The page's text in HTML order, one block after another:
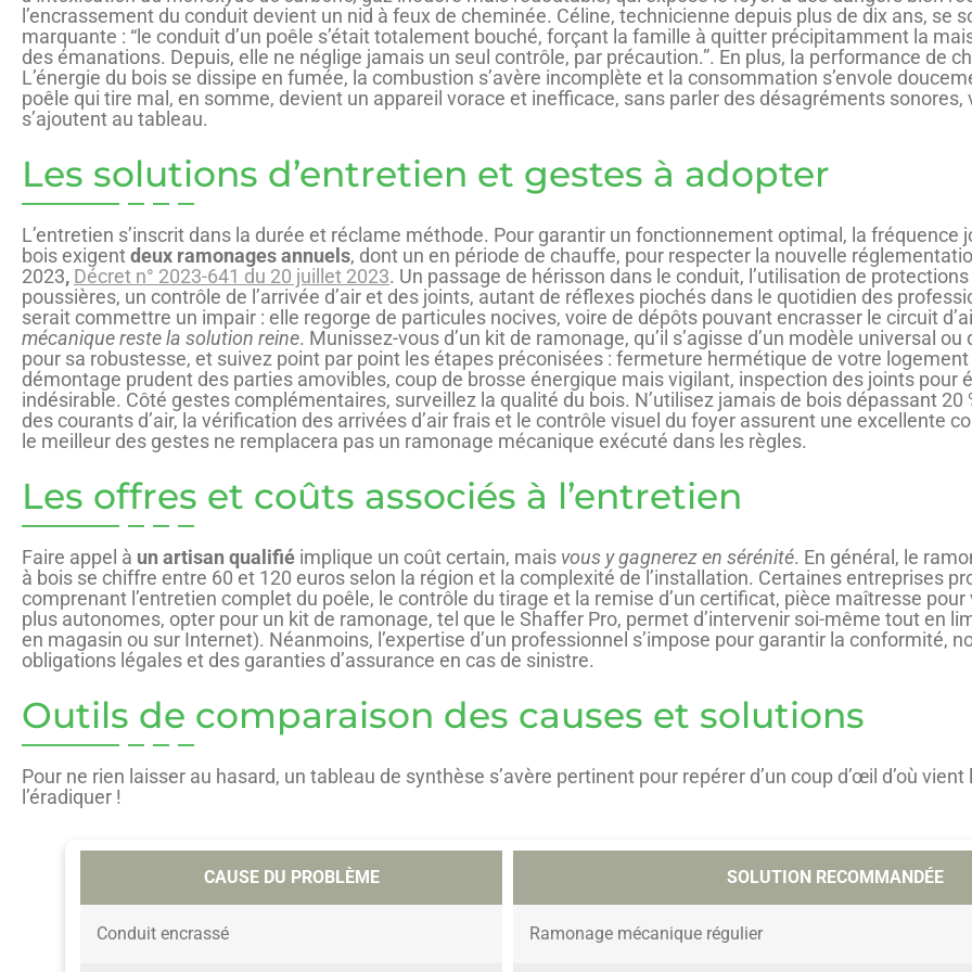
l’encrassement du conduit devient un nid à feux de cheminée. Céline, technicienne depuis plus de dix ans, se
marquante : “le conduit d’un poêle s’était totalement bouché, forçant la famille à quitter précipitamment la
des émanations. Depuis, elle ne néglige jamais un seul contrôle, par précaution.”. En plus, la performance de
L’énergie du bois se dissipe en fumée, la combustion s’avère incomplète et la consommation s’envole
poêle qui tire mal, en somme, devient un appareil vorace et inefficace, sans parler des désagréments
s’ajoutent au tableau.
Les solutions d’entretien et gestes à adopter
L’entretien s’inscrit dans la durée et réclame méthode. Pour garantir un fonctionnement optimal, la fréquence
bois exigentdeux ramonages annuels, dont un en période de chauffe, pour respecter la nouvelle
2023, Décret n° 2023-641 du 20 juillet 2023. Un passage de hérisson dans le conduit, l’utilisation de
poussières, un contrôle de l’arrivée d’air et des joints, autant de réflexes piochés dans le quotidien des
serait commettre un impair : elle regorge de particules nocives, voire de dépôts pouvant encrasser le circuit
mécanique reste la solution reine. Munissez-vous d’un kit de ramonage, qu’il s’agisse d’un modèle universal
pour sa robustesse, et suivez point par point les étapes préconisées : fermeture hermétique de votre
démontage prudent des parties amovibles, coup de brosse énergique mais vigilant, inspection des joints pour
indésirable. Côté gestes complémentaires, surveillez la qualité du bois. N’utilisez jamais de bois dépassant 20
des courants d’air, la vérification des arrivées d’air frais et le contrôle visuel du foyer assurent une excellente
le meilleur des gestes ne remplacera pas un ramonage mécanique exécuté dans les règles.
Les offres et coûts associés à l’entretien
Faire appel à un artisan qualifié implique un coût certain, mais vous y gagnerez en sérénité. En général, le
à bois se chiffre entre 60 et 120 euros selon la région et la complexité de l’installation. Certaines entreprises
comprenant l’entretien complet du poêle, le contrôle du tirage et la remise d’un certificat, pièce maîtresse
plus autonomes, opter pour un kit de ramonage, tel que le Shaffer Pro, permet d’intervenir soi-même tout en
en magasin ou sur Internet). Néanmoins, l’expertise d’un professionnel s’impose pour garantir la conformité,
obligations légales et des garanties d’assurance en cas de sinistre.
Outils de comparaison des causes et solutions
Pour ne rien laisser au hasard, un tableau de synthèse s’avère pertinent pour repérer d’un coup d’œil d’où
l’éradiquer !
CAUSE DU PROBLÈME SOLUTION RECOMMANDÉE
Conduit encrassé Ramonage mécanique régulier